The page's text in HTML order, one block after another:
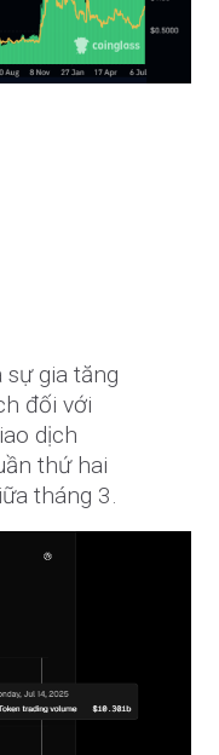
gia tăng
đối với
dịch
thứ hai
tháng 3.